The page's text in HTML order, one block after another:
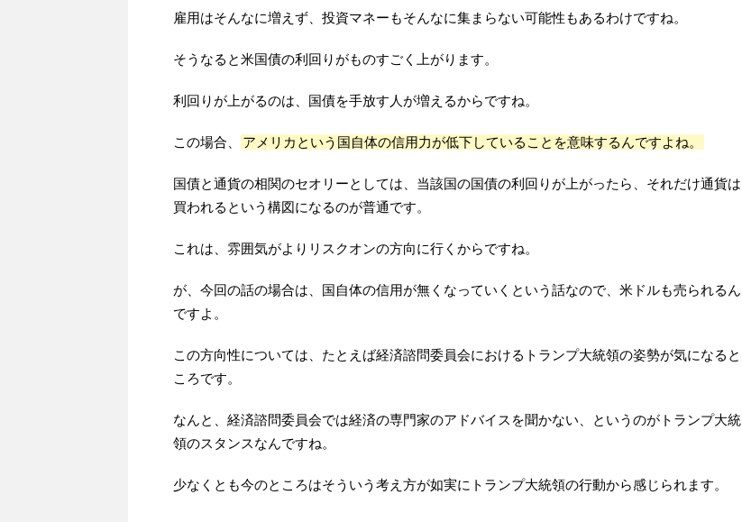
雇用はそんなに増えず、投資マネーもそんなに集まらない可能性もあるわけですね。
そうなると米国債の利回りがものすごく上がります。
利回りが上がるのは、国債を手放す人が増えるからですね。
この場合、 アメリカという国自体の信用力が低下していることを意味するんですよね。
国債と通貨の相関のセオリーとしては、当該国の国債の利回りが上がったら、それだけ通貨は
買われるという構図になるのが普通です。
これは、雰囲気がよりリスクオンの方向に行くからですね。
が、今回の話の場合は、国自体の信用が無くなっていくという話なので、米ドルも売られるん
ですよ。
この方向性については、たとえば経済諮問委員会におけるトランプ大統領の姿勢が気になると
ころです。
なんと、経済諮問委員会では経済の専門家のアドバイスを聞かない、というのがトランプ大統
領のスタンスなんですね。
少なくとも今のところはそういう考え方が如実にトランプ大統領の行動から感じられます。